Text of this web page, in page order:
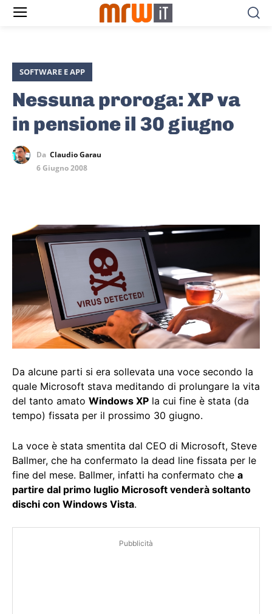
SOFTWARE E APP
Nessuna proroga: XP va
in pensione il 30 giugno
Da Claudio Garau
6 Giugno 2008
Da alcune parti si era sollevata una voce secondo la
quale Microsoft stava meditando di prolungare la vita
del tanto amato Windows XP la cui fine è stata (da
tempo) fissata per il prossimo 30 giugno.
La voce è stata smentita dal CEO di Microsoft, Steve
Ballmer, che ha confermato la dead line fissata per le
fine del mese. Ballmer, infatti ha confermato che a
partire dal primo luglio Microsoft venderà soltanto
dischi con Windows Vista.
Pubblicità